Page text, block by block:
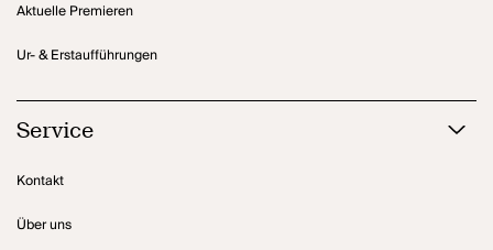
Aktuelle Premieren
Ur- & Erstaufführungen
Service
Kontakt
Über uns